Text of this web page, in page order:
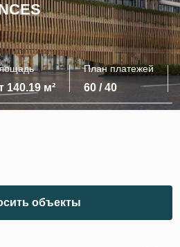
140.19 м²
План платежей
60 / 40
объекты